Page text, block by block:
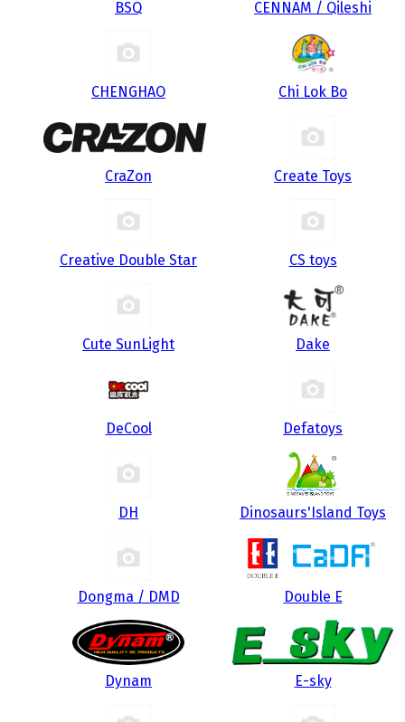
BSQ CENNAM / Qileshi
CHENGHAO Chi Lok Bo
CraZon Create Toys
Creative Double Star CS toys
Cute SunLight Dake
DeCool Defatoys
DH Dinosaurs'Island Toys
Dongma / DMD Double E
Dynam E-sky